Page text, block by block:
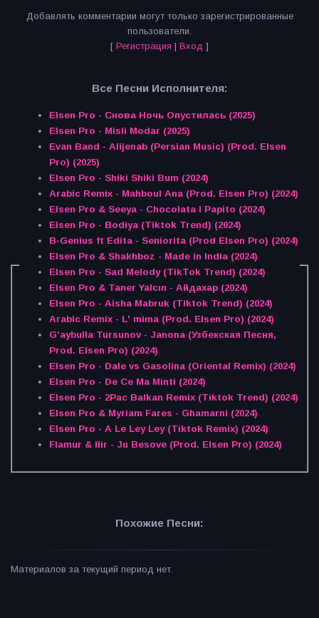
Добавлять комментарии могут только зарегистрированные
пользователи.
[ Регистрация | Вход ]
Все Песни Исполнителя:
Elsen Pro - Снова Ночь Опустилась (2025)
Elsen Pro - Misli Modar (2025)
Evan Band - Alijenab (Persian Music) (Prod. Elsen
Pro) (2025)
Elsen Pro - Shiki Shiki Bum (2024)
Arabic Remix - Mahboul Ana (Prod. Elsen Pro) (2024)
Elsen Pro & Seeya - Chocolata I Papito (2024)
Elsen Pro - Bodiya (Tiktok Trend) (2024)
B-Genius ft Edita - Seniorita (Prod Elsen Pro) (2024)
Elsen Pro & Shakhboz - Made in India (2024)
Elsen Pro - Sad Melody (TikTok Trend) (2024)
Elsen Pro & Taner Yalcın - Айдахар (2024)
Elsen Pro - Aisha Mabruk (Tiktok Trend) (2024)
Arabic Remix - L' mima (Prod. Elsen Pro) (2024)
G'aybulla Tursunov - Janona (Узбекская Песня,
Prod. Elsen Pro) (2024)
Elsen Pro - Dale vs Gasolina (Oriental Remix) (2024)
Elsen Pro - De Ce Ma Minti (2024)
Elsen Pro - 2Pac Balkan Remix (Tiktok Trend) (2024)
Elsen Pro & Myriam Fares - Ghamarni (2024)
Elsen Pro - A Le Ley Ley (Tiktok Remix) (2024)
Flamur & IIir - Ju Besove (Prod. Elsen Pro) (2024)
Похожие Песни:
Материалов за текущий период нет.